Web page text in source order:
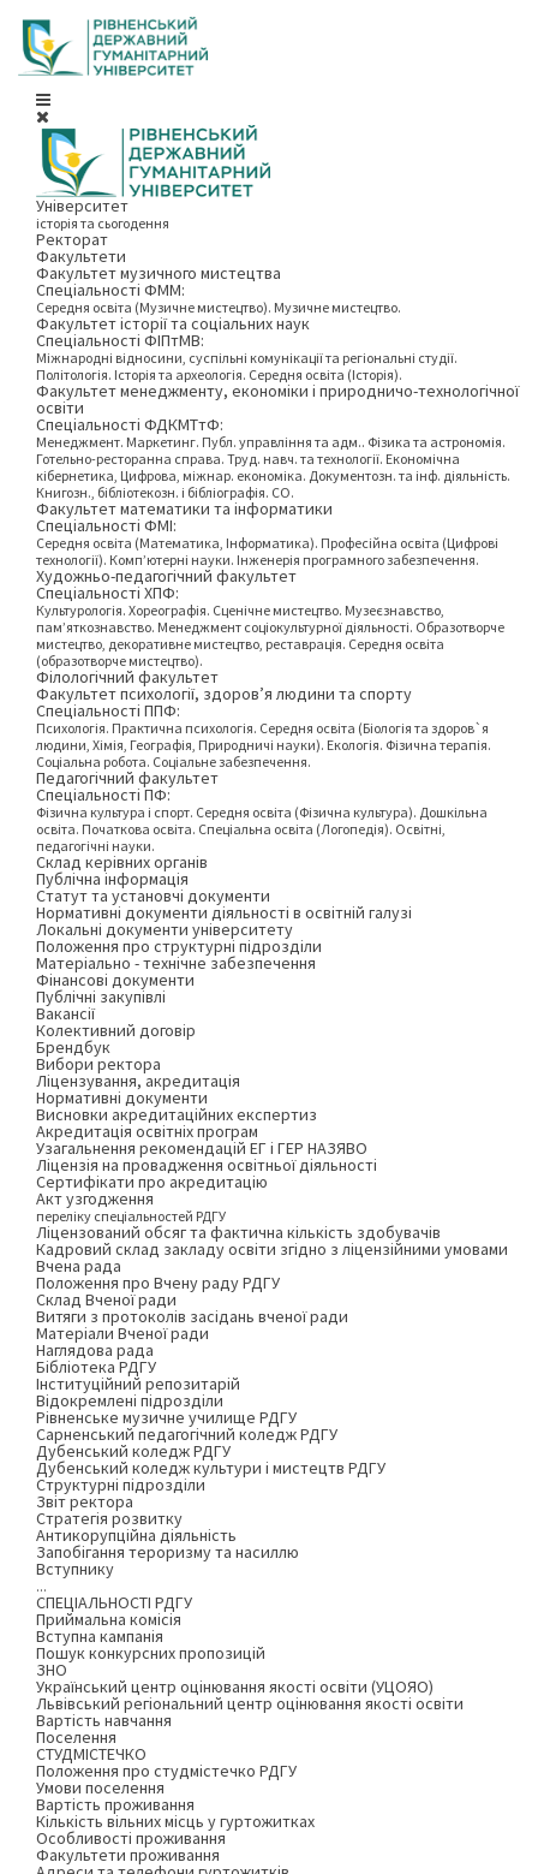
Університет
історія та сьогодення
Ректорат
Факультети
Факультет музичного мистецтва
Спеціальності ФММ:
Середня освіта (Музичне мистецтво). Музичне мистецтво.
Факультет історії та соціальних наук
Спеціальності ФІПтМВ:
Міжнародні відносини, суспільні комунікації та регіональні студії.
Політологія. Історія та археологія. Середня освіта (Історія).
Факультет менеджменту, економіки і природничо-технологічної
освіти
Спеціальності ФДКМТтФ:
Менеджмент. Маркетинг. Публ. управління та адм.. Фізика та астрономія.
Готельно-ресторанна справа. Труд. навч. та технології. Економічна
кібернетика, Цифрова, міжнар. економіка. Документозн. та інф. діяльність.
Книгозн., бібліотекозн. і бібліографія. СО.
Факультет математики та інформатики
Спеціальності ФМІ:
Середня освіта (Математика, Інформатика). Професійна освіта (Цифрові
технології). Комп’ютерні науки. Інженерія програмного забезпечення.
Художньо-педагогічний факультет
Спеціальності ХПФ:
Культурологія. Хореографія. Сценічне мистецтво. Музеєзнавство,
пам’яткознавство. Менеджмент соціокультурної діяльності. Образотворче
мистецтво, декоративне мистецтво, реставрація. Середня освіта
(образотворче мистецтво).
Філологічний факультет
Факультет психології, здоров’я людини та спорту
Спеціальності ППФ:
Психологія. Практична психологія. Середня освіта (Біологія та здоров`я
людини, Хімія, Географія, Природничі науки). Екологія. Фізична терапія.
Соціальна робота. Соціальне забезпечення.
Педагогічний факультет
Спеціальності ПФ:
Фізична культура і спорт. Середня освіта (Фізична культура). Дошкільна
освіта. Початкова освіта. Спеціальна освіта (Логопедія). Освітні,
педагогічні науки.
Склад керівних органів
Публічна інформація
Статут та установчі документи
Нормативні документи діяльності в освітній галузі
Локальні документи університету
Положення про структурні підрозділи
Матеріально - технічне забезпечення
Фінансові документи
Публічні закупівлі
Вакансії
Колективний договір
Брендбук
Вибори ректора
Ліцензування, акредитація
Нормативні документи
Висновки акредитаційних експертиз
Акредитація освітніх програм
Узагальнення рекомендацій ЕГ і ГЕР НАЗЯВО
Ліцензія на провадження освітньої діяльності
Сертифікати про акредитацію
Акт узгодження
переліку спеціальностей РДГУ
Ліцензований обсяг та фактична кількість здобувачів
Кадровий склад закладу освіти згідно з ліцензійними умовами
Вчена рада
Положення про Вчену раду РДГУ
Склад Вченої ради
Витяги з протоколів засідань вченої ради
Матеріали Вченої ради
Наглядова рада
Бібліотека РДГУ
Інституційний репозитарій
Відокремлені підрозділи
Рівненське музичне училище РДГУ
Сарненський педагогічний коледж РДГУ
Дубенський коледж РДГУ
Дубенський коледж культури і мистецтв РДГУ
Структурні підрозділи
Звіт ректора
Стратегія розвитку
Антикорупційна діяльність
Запобігання тероризму та насиллю
Вступнику
...
СПЕЦІАЛЬНОСТІ РДГУ
Приймальна комісія
Вступна кампанія
Пошук конкурсних пропозицій
ЗНО
Український центр оцінювання якості освіти (УЦОЯО)
Львівський регіональний центр оцінювання якості освіти
Вартість навчання
Поселення
СТУДМІСТЕЧКО
Положення про студмістечко РДГУ
Умови поселення
Вартість проживання
Кількість вільних місць у гуртожитках
Особливості проживання
Факультети проживання